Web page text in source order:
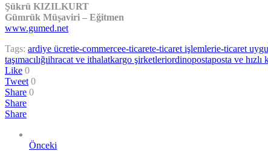
Şükrü KIZILKURT
Gümrük Müşaviri – Eğitmen
www.gumed.net
Tags: ardiye ücretie-commercee-ticarete-ticaret işlemlerie-ticaret
taşımacılığıihracat ve ithalatkargo şirketleriordinopostaposta ve hızlı
Like 0
Tweet 0
Share 0
Share
Share
Önceki